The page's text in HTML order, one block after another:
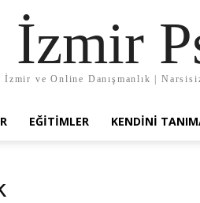
İzmir
İzmir ve Online Danışmanlık |
EĞITIMLER KENDINI